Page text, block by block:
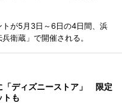
が5月3日～6日の4日間、浜
衛蔵」で開催される。
「ディズニーストア」 限定
トも